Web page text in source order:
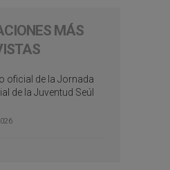
MÁS
oficial de la Jornada
de la Juventud Seúl